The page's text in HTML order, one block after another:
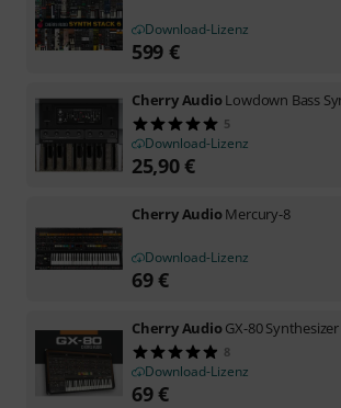
Download-Lizenz
599 €
Cherry AudioLowdown Bass
5
Download-Lizenz
25,90€
Cherry AudioMercury-8
Download-Lizenz
69€
Cherry AudioGX-80 Synthesizer
8
Download-Lizenz
69€